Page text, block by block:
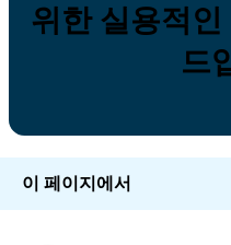
위한 실용적인
드
이 페이지에서